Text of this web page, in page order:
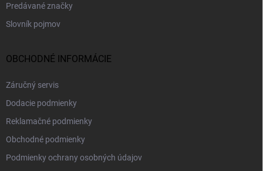
Predávané značky
Slovník pojmov
OBCHODNÉ INFORMÁCIE
Záručný servis
Dodacie podmienky
Reklamačné podmienky
Obchodné podmienky
Podmienky ochrany osobných údajov